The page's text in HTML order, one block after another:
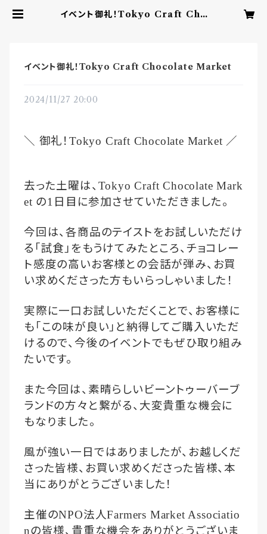
イベント御礼！Tokyo Craft Cho
イベント御礼！Tokyo Craft Chocolate Market
2024/11/27 20:00
＼ 御礼！Tokyo Craft Chocolate Market ／
去った土曜は、 Tokyo Craft Chocolate Mark
et の1 日目に参加させていただきました。
今回は、各商品のテイストをお試しいただけ
る「試食」をもうけてみたところ、チョコレー
ト感度の高いお客様との会話が弾み、お買
い求めくださった方もいらっしゃいました！
実際に一口お試しいただくことで、お客様に
も「この味が良い」と納得してご購入いただ
けるので、今後のイベントでもぜひ取り組み
たいです。
また今回は、素晴らしいビーントゥーバーブ
ランドの方々と繋がる、大変貴重な機会に
もなりました。
風が強い一日ではありましたが、お越しくだ
さった皆様、お買い求めくださった皆様、本
当にありがとうございました！
主催のNPO法人Farmers Market Associatio
nの皆様、貴重な機会をありがとうございま